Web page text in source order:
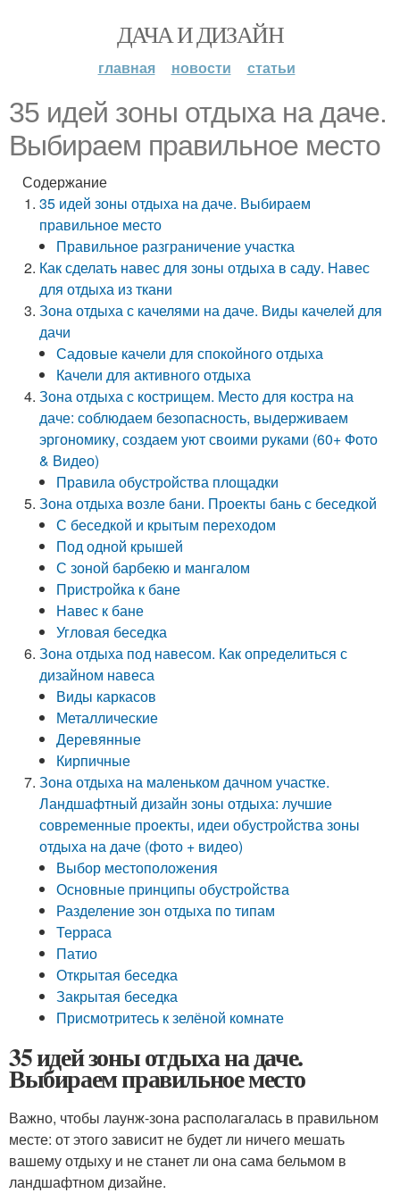
ДАЧА И ДИЗАЙН
главная новости статьи
35 идей зоны отдыха на даче.
Выбираем правильное место
Содержание
35 идей зоны отдыха на даче. Выбираем
правильное место
Правильное разграничение участка
Как сделать навес для зоны отдыха в саду. Навес
для отдыха из ткани
Зона отдыха с качелями на даче. Виды качелей для
дачи
Садовые качели для спокойного отдыха
Качели для активного отдыха
Зона отдыха с кострищем. Место для костра на
даче: соблюдаем безопасность, выдерживаем
эргономику, создаем уют своими руками (60+ Фото
& Видео)
Правила обустройства площадки
Зона отдыха возле бани. Проекты бань с беседкой
С беседкой и крытым переходом
Под одной крышей
С зоной барбекю и мангалом
Пристройка к бане
Навес к бане
Угловая беседка
Зона отдыха под навесом. Как определиться с
дизайном навеса
Виды каркасов
Металлические
Деревянные
Кирпичные
Зона отдыха на маленьком дачном участке.
Ландшафтный дизайн зоны отдыха: лучшие
современные проекты, идеи обустройства зоны
отдыха на даче (фото + видео)
Выбор местоположения
Основные принципы обустройства
Разделение зон отдыха по типам
Терраса
Патио
Открытая беседка
Закрытая беседка
Присмотритесь к зелёной комнате
35 идей зоны отдыха на даче.
Выбираем правильное место
Важно, чтобы лаунж-зона располагалась в правильном
месте: от этого зависит не будет ли ничего мешать
вашему отдыху и не станет ли она сама бельмом в
ландшафтном дизайне.